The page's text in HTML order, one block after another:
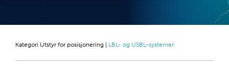
Kategori Utstyr for posisjonering LBL- og USBL-systemer